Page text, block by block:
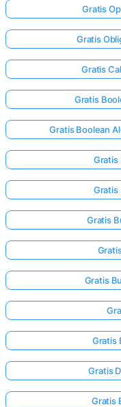
Gratis
Gratis
Gratis
Gratis
Gratis Boolean
Gratis
Gratis
Gratis
Gratis
Gratis
Gratis
Gratis